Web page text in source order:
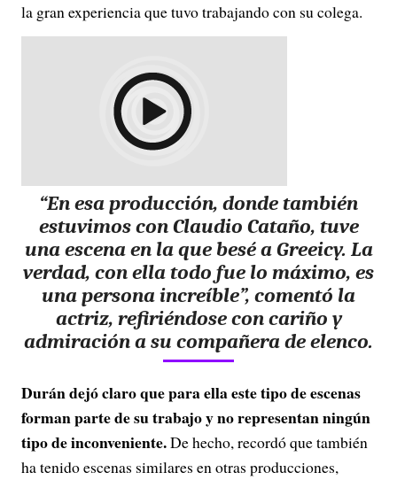
la gran experiencia que tuvo trabajando con su colega.
“En esa producción, donde también
estuvimos con Claudio Cataño, tuve
una escena en la que besé a Greeicy. La
verdad, con ella todo fue lo máximo, es
una persona increíble”, comentó la
actriz, refiriéndose con cariño y
admiración a su compañera de elenco.
Durán dejó claro que para ella este tipo de escenas
forman parte de su trabajo y no representan ningún
tipo de inconveniente.De hecho, recordó que también
ha tenido escenas similares en otras producciones,